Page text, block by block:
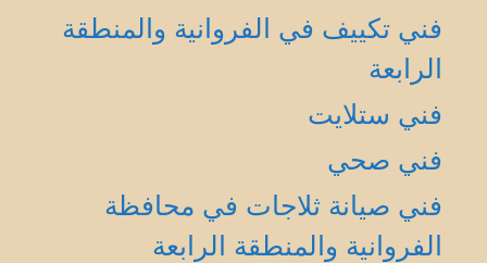
فني تكييف في الفروانية والمنطقة
الرابعة
فني ستلايت
فني صحي
فني صيانة ثلاجات في محافظة
الفروانية والمنطقة الرابعة